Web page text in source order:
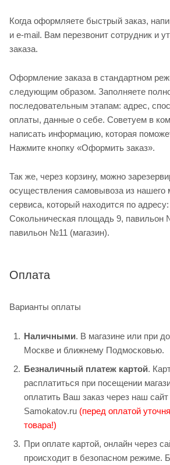
Когда оформляете быстрый заказ,
и e-mail. Вам перезвонит сотрудник и
заказа.
Оформление заказа в стандартном
следующим образом. Заполняете
последовательным этапам: адрес,
оплаты, данные о себе. Советуем в
написать информацию, которая
Нажмите кнопку «Оформить заказ».
Так же, через корзину, можно
осуществления самовывоза из нашего
сервиса, который находится по
Сокольническая площадь 9, павильон
павильон №11 (магазин).
Оплата
Варианты оплаты
Наличными. В магазине или при
Москве и ближнему Подмосковью.
Безналичный платеж картой.
расплатиться при посещении
оплатить Ваш заказ через наш
Samokatov.ru (перед оплатой
товара!)
При оплате картой, онлайн через
происходит в безопасном режиме.